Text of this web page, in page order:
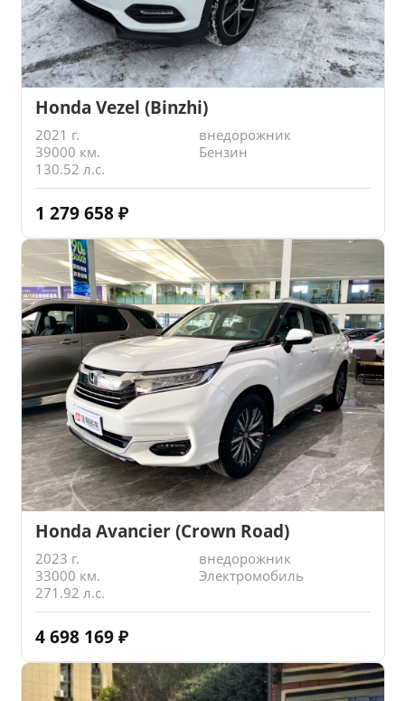
Honda Vezel (Binzhi)
2021 г.
внедорожник
39000 км.
Бензин
130.52 л.с.
1 279 658 ₽
Honda Avancier (Crown Road)
2023 г.
внедорожник
33000 км.
Электромобиль
271.92 л.с.
4 698 169 ₽